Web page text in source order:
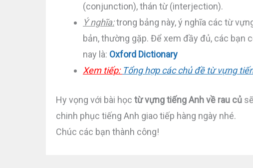
(conjunction), thán từ (interjection).
Ý nghĩa:trong bảng này, ý nghĩa các từ
bản, thường gặp. Để xem đầy đủ, các bạn
nay là: Oxford Dictionary
Xem tiếp: Tổng hợp các chủ đề từ vựng
Hy vọng với bài học từ vựng tiếng Anh về rau củ
chinh phục tiếng Anh giao tiếp hàng ngày nhé.
Chúc các bạn thành công!